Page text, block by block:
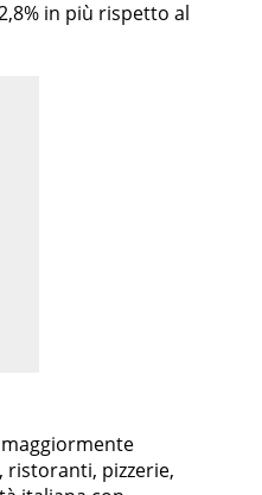
in più rispetto al
ristoranti, pizzerie,